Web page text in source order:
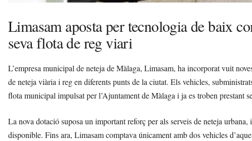
Limasam aposta per tecnologia de baix
seva flota de reg viari
L’empresa municipal de neteja de Màlaga, Limasam, ha incorporat vuit
de neteja viària i reg en diferents punts de la ciutat. Els vehicles,
flota municipal impulsat per l’Ajuntament de Màlaga i ja es troben prestant
La nova dotació suposa un important reforç per als serveis de neteja
disponible. Fins ara, Limasam comptava únicament amb dos vehicles